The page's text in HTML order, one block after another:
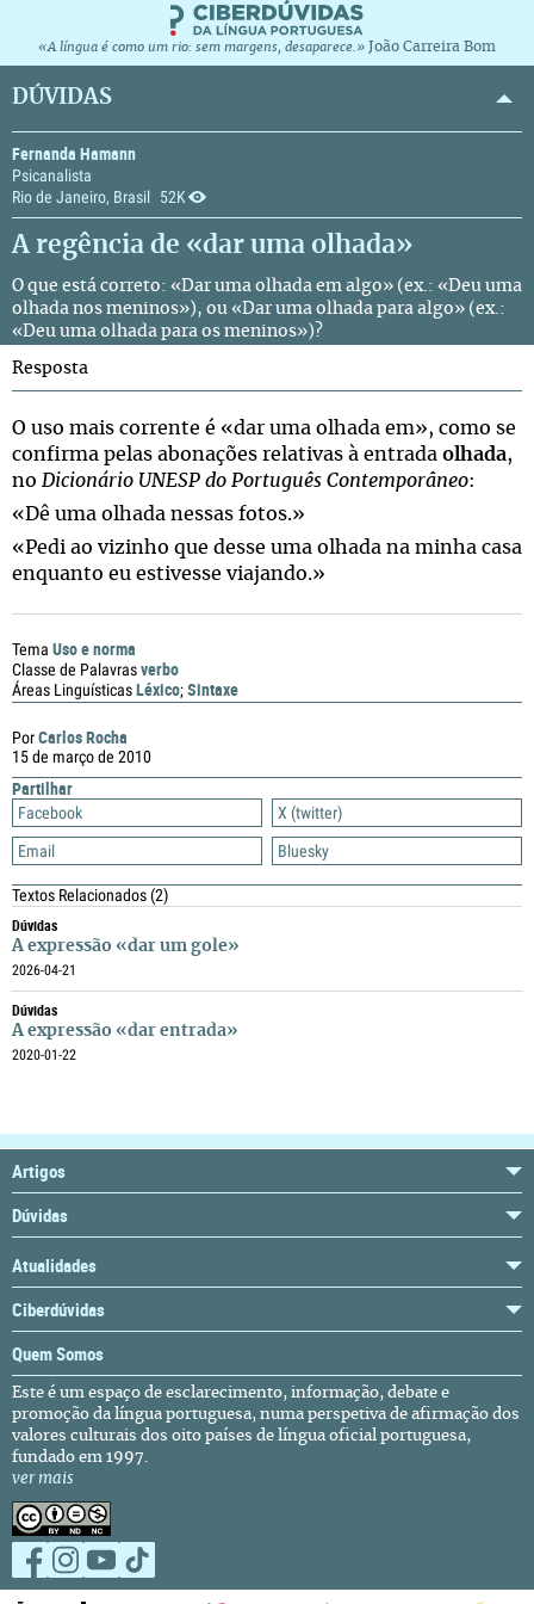
«A língua é como um rio: sem margens, desaparece.» João Carreira Bom
DÚVIDAS
Fernanda Hamann
Psicanalista
Rio de Janeiro, Brasil
52K
A regência de «dar uma olhada»
O que está correto: «Dar uma olhada em algo» (ex.: «Deu uma
olhada nos meninos»), ou «Dar uma olhada para algo» (ex.:
«Deu uma olhada para os meninos»)?
PorCarlos Rocha
15 de março de 2010
Partilhar
Facebook
X (twitter)
Email
Bluesky
Textos Relacionados(2)
Dúvidas
A expressão «dar um gole»
2026-04-21
Dúvidas
A expressão «dar entrada»
2020-01-22
Resposta
O uso mais corrente é «dar uma olhada em», como se
confirma pelas abonações relativas à entrada olhada,
no Dicionário UNESP do Português Contemporâneo:
«Dê uma olhada nessas fotos.»
«Pedi ao vizinho que desse uma olhada na minha casa
enquanto eu estivesse viajando.»
Tema Uso e norma
Classe de Palavrasverbo
Áreas LinguísticasLéxico;Sintaxe
Artigos
Dúvidas
Atualidades
Ciberdúvidas
Quem Somos
Este é um espaço de esclarecimento, informação, debate e
promoção da língua portuguesa, numa perspetiva de afirmação dos
valores culturais dos oito países de língua oficial portuguesa,
fundado em 1997.
ver mais